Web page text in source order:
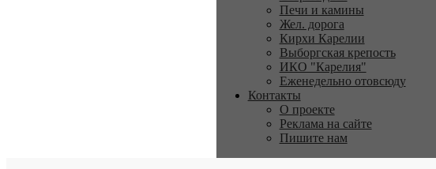
Печи и камины
Жел. дорога
Кирхи Карелии
Выборгская крепость
ИКО "Карелия"
Еженедельно отовсюду
Контакты
О проекте
Реклама на сайте
Пишите нам